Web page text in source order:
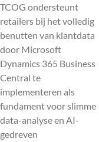
TCOG ondersteunt
retailers bij het volledig
benutten van klantdata
door Microsoft
Dynamics 365 Business
Central te
implementeren als
fundament voor slimme
data-analyse en AI-
gedreven